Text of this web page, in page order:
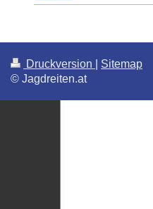
Druckversion
Sitemap
© Jagdreiten.at